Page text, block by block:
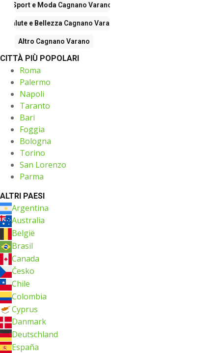
Sport e Moda Cagnano Varano
Salute e Bellezza Cagnano Varano
Altro Cagnano Varano
CITTÀ PIÙ POPOLARI
Roma
Palermo
Napoli
Taranto
Bari
Foggia
Bologna
Torino
San Lorenzo
Parma
ALTRI PAESI
Argentina
Australia
België
Brasil
Canada
Česko
Chile
Colombia
Cyprus
Danmark
Deutschland
España